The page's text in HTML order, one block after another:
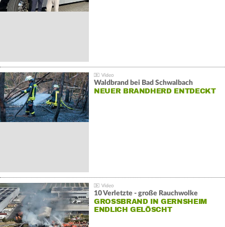
Waldbrand bei Bad Schwalbach
NEUER BRANDHERD ENTDECKT
10 Verletzte - große Rauchwolke
GROSSBRAND IN GERNSHEIM E
NDLICH GELÖSCHT